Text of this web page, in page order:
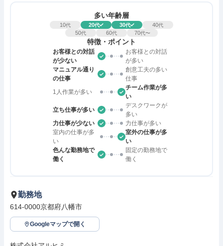
多い年齢層
10代 20代 30代 40代
50代 60代 70代〜
特徴・ポイント
お客様との対話
が少ない
お客様との対話
が多い
マニュアル通り
の仕事
創意工夫の多い
仕事
1人作業が多い
チーム作業が多
い
立ち仕事が多い
デスクワークが
多い
力仕事が少ない
力仕事が多い
室内の仕事が多
い
室外の仕事が多
い
色んな勤務地で
働く
固定の勤務地で
働く
勤務地
614-0000京都府八幡市
Googleマップで開く